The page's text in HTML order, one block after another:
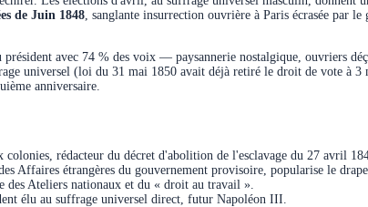
de Juin 1848 , sanglante insurrection ouvrière à Paris écrasée par
président avec 74 % des voix — paysannerie nostalgique, ouvriers
universel (loi du 31 mai 1850 avait déjà retiré le droit de vote
anniversaire.
rédacteur du décret d'abolition de l'esclavage du 27 avril
Affaires étrangères du gouvernement provisoire, popularise le
Ateliers nationaux et du « droit au travail ».
élu au suffrage universel direct, futur Napoléon III.